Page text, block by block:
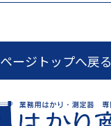
ページトップへ戻る